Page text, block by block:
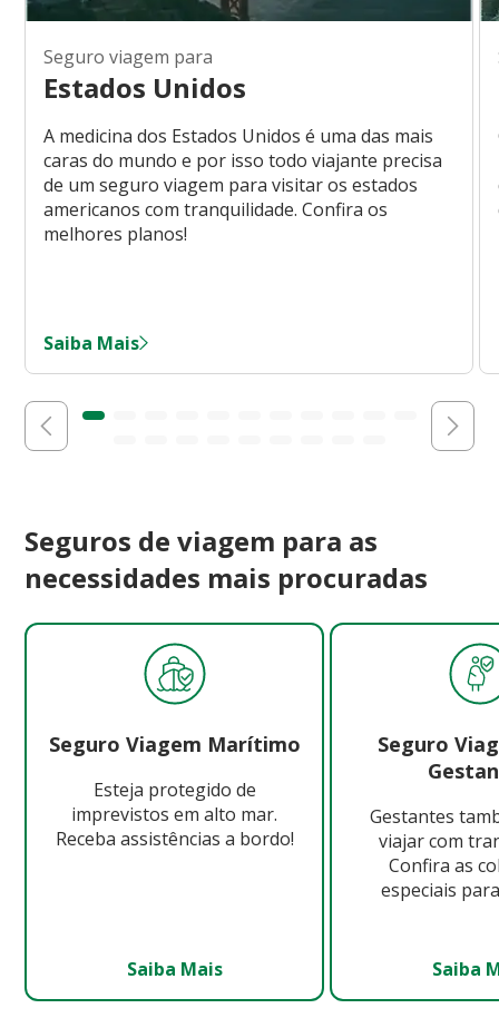
Seguro viagem para
Estados Unidos
A medicina dos Estados Unidos é uma das mais
caras do mundo e por isso todo viajante precisa
de um seguro viagem para visitar os estados
americanos com tranquilidade. Confira os
melhores planos!
Saiba Mais
Seguros de viagem para as
necessidades mais procuradas
Seguro Viagem Marítimo
Esteja protegido de
imprevistos em alto mar.
Receba assistências a bordo!
Saiba Mais
Seguro
Gestantes
viajar com
Confira as
especiais
Saiba